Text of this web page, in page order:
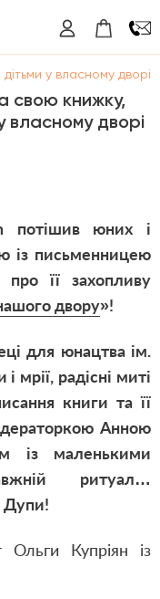
у власному дворі
свою книжку,
власному дворі
потішив юних і
із письменницею
її захопливу
двору»!
для юнацтва ім.
мрії, радісні миті
книги та її
Анною
із маленькими
ритуал…
Дупи!
Ольги Купріян із